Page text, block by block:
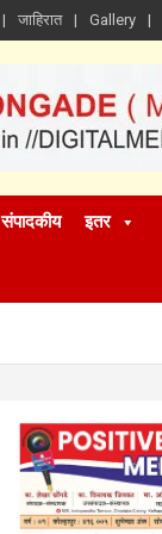
जाहिरात Gallery
संपादकीय इतर